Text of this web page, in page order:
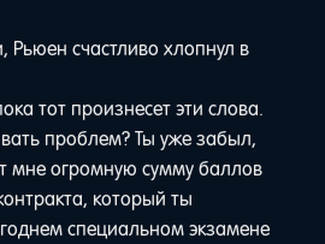
Рьюен счастливо хлопнул в
тот произнесет эти слова.
проблем? Ты уже забыл,
мне огромную сумму баллов
который ты
специальном экзамене